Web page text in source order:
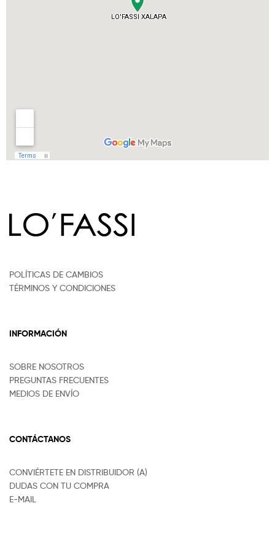
POLÍTICAS DE CAMBIOS
TÉRMINOS Y CONDICIONES
INFORMACIÓN
SOBRE NOSOTROS
PREGUNTAS FRECUENTES
MEDIOS DE ENVÍO
CONTÁCTANOS
CONVIÉRTETE EN DISTRIBUIDOR (A)
DUDAS CON TU COMPRA
E-MAIL